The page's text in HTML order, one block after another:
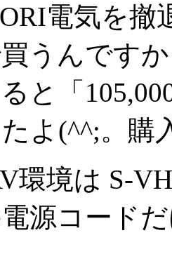
電気を撤
買うんです
と「
よ(^^;。購
環境は S-
源コード